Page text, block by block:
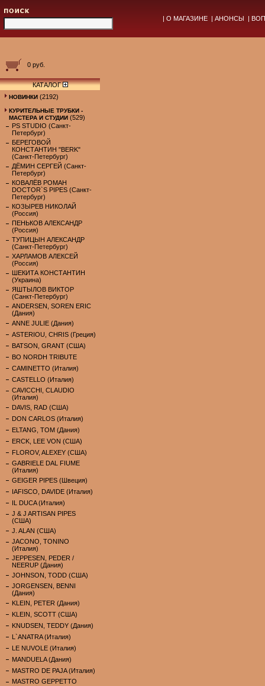
| О МАГАЗИНЕ | АНОНСЫ |
0 руб.
КАТАЛОГ
НОВИНКИ (2192)
КУРИТЕЛЬНЫЕ ТРУБКИ -
МАСТЕРА И СТУДИИ (529)
PS STUDIO (Санкт-
Петербург)
БЕРЕГОВОЙ
КОНСТАНТИН "BERK"
(Санкт-Петербург)
ДЁМИН СЕРГЕЙ (Санкт-
Петербург)
КОВАЛЁВ РОМАН
DOCTOR`S PIPES (Санкт-
Петербург)
КОЗЫРЕВ НИКОЛАЙ
(Россия)
ПЕНЬКОВ АЛЕКСАНДР
(Россия)
ТУПИЦЫН АЛЕКСАНДР
(Санкт-Петербург)
ХАРЛАМОВ АЛЕКСЕЙ
(Россия)
ШЕКИТА КОНСТАНТИН
(Украина)
ЯШТЫЛОВ ВИКТОР
(Санкт-Петербург)
ANDERSEN, SOREN ERIC
(Дания)
ANNE JULIE (Дания)
ASTERIOU, CHRIS (Греция)
BATSON, GRANT (США)
BO NORDH TRIBUTE
CAMINETTO (Италия)
CASTELLO (Италия)
CAVICCHI, CLAUDIO
(Италия)
DAVIS, RAD (США)
DON CARLOS (Италия)
ELTANG, TOM (Дания)
ERCK, LEE VON (США)
FLOROV, ALEXEY (США)
GABRIELE DAL FIUME
(Италия)
GEIGER PIPES (Швеция)
IAFISCO, DAVIDE (Италия)
IL DUCA (Италия)
J & J ARTISAN PIPES
(США)
J. ALAN (США)
JACONO, TONINO
(Италия)
JEPPESEN, PEDER /
NEERUP (Дания)
JOHNSON, TODD (США)
JORGENSEN, BENNI
(Дания)
KLEIN, PETER (Дания)
KLEIN, SCOTT (США)
KNUDSEN, TEDDY (Дания)
L`ANATRA (Италия)
LE NUVOLE (Италия)
MANDUELA (Дания)
MASTRO DE PAJA (Италия)
MASTRO GEPPETTO